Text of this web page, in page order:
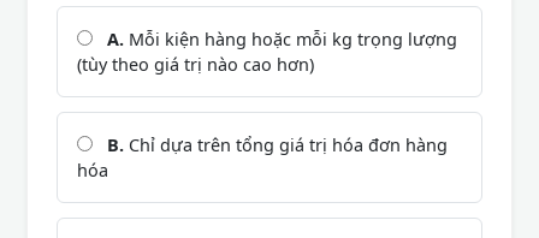
A. Mỗi kiện hàng hoặc mỗi kg trọng lượng
(tùy theo giá trị nào cao hơn)
B. Chỉ dựa trên tổng giá trị hóa đơn hàng
hóa